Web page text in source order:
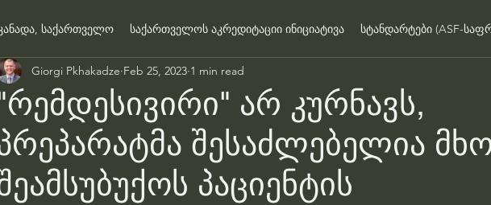
საქართველო საქართველოს აკრედიტაციი ინიციატივა სტანდარტები (ASF-
არ კურნავს,
შესაძლებელია
პაციენტის
Giorgi Pkhakadze Feb 25, 2023 1 min read